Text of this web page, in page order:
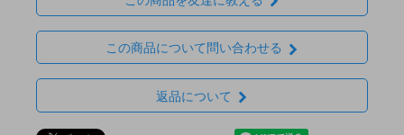
この商品について問い合わせる
返品について